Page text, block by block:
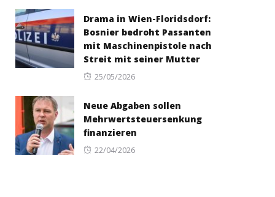
Drama in Wien-Floridsdorf:
Bosnier bedroht Passanten
mit Maschinenpistole nach
Streit mit seiner Mutter
Posted
25/05/2026
Neue Abgaben sollen
Mehrwertsteuersenkung
finanzieren
Posted
22/04/2026